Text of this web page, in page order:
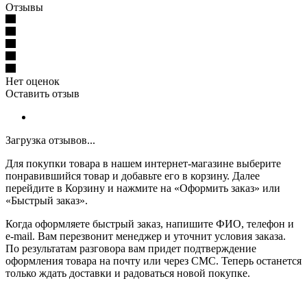
Отзывы
Нет оценок
Оставить отзыв
Загрузка отзывов...
Для покупки товара в нашем интернет-магазине выберите
понравившийся товар и добавьте его в корзину. Далее
перейдите в Корзину и нажмите на «Оформить заказ» или
«Быстрый заказ».
Когда оформляете быстрый заказ, напишите ФИО, телефон и
e-mail. Вам перезвонит менеджер и уточнит условия заказа.
По результатам разговора вам придет подтверждение
оформления товара на почту или через СМС. Теперь останется
только ждать доставки и радоваться новой покупке.